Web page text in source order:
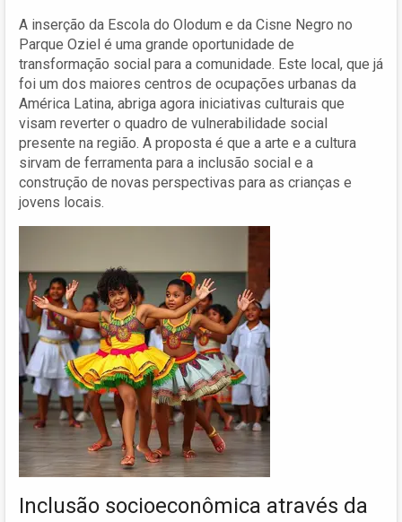
A inserção da Escola do Olodum e da Cisne Negro no
Parque Oziel é uma grande oportunidade de
transformação social para a comunidade. Este local, que já
foi um dos maiores centros de ocupações urbanas da
América Latina, abriga agora iniciativas culturais que
visam reverter o quadro de vulnerabilidade social
presente na região. A proposta é que a arte e a cultura
sirvam de ferramenta para a inclusão social e a
construção de novas perspectivas para as crianças e
jovens locais.
Inclusão socioeconômica através da